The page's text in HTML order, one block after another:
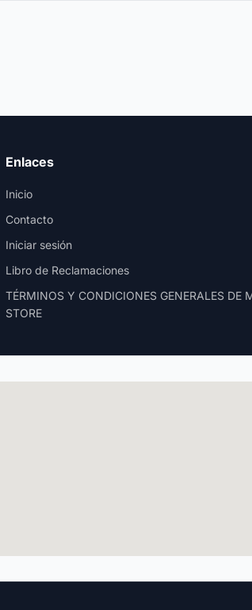
Enlaces
Inicio
Contacto
Iniciar sesión
Libro de Reclamaciones
TÉRMINOS Y CONDICIONES GENERALES DE
STORE